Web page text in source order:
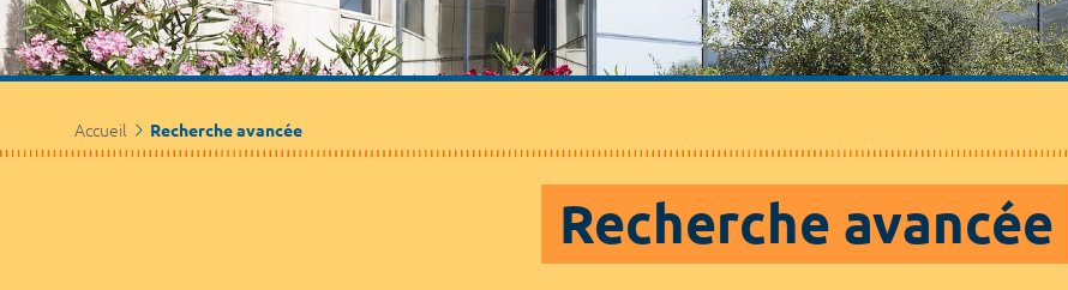
Accueil Recherche avancée
Recherche avancée